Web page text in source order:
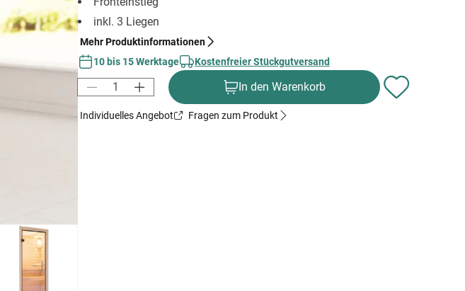
inkl. 3 Liegen
Mehr Produktinformationen
10 bis 15 Werktage
Kostenfreier Stückgutversand
In den Warenkorb
Individuelles Angebot Fragen zum Produkt